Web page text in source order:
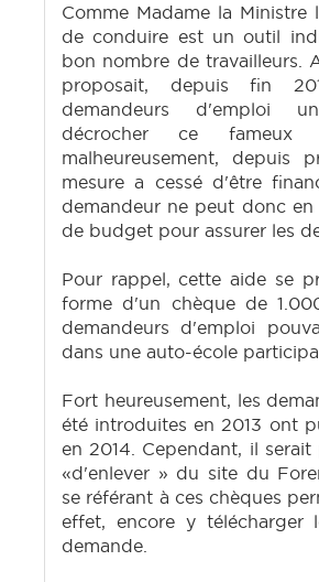
Comme Madame la Ministre
de conduire est un outil
bon nombre de travailleurs.
proposait, depuis fin
demandeurs d'emploi
décrocher ce fameux
malheureusement, depuis
mesure a cessé d'être
demandeur ne peut donc en
de budget pour assurer les
Pour rappel, cette aide se
forme d'un chèque de
demandeurs d'emploi
dans une auto-école
Fort heureusement, les
été introduites en 2013 ont
en 2014. Cependant, il
«d'enlever » du site du
se référant à ces chèques
effet, encore y télécharger
demande.